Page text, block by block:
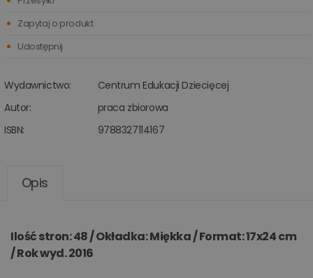
Wydawnictwo:
Centrum Edukacji Dziecięcej
Autor:
praca zbiorowa
ISBN:
9788327114167
Zapytaj o produkt
Udostępnij
Opis
Ilość stron: 48 / Okładka: Miękka / Format: 17x24 cm
/ Rok wyd. 2016